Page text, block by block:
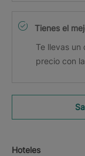
Tienes el
Te llevas un
precio con
Hoteles